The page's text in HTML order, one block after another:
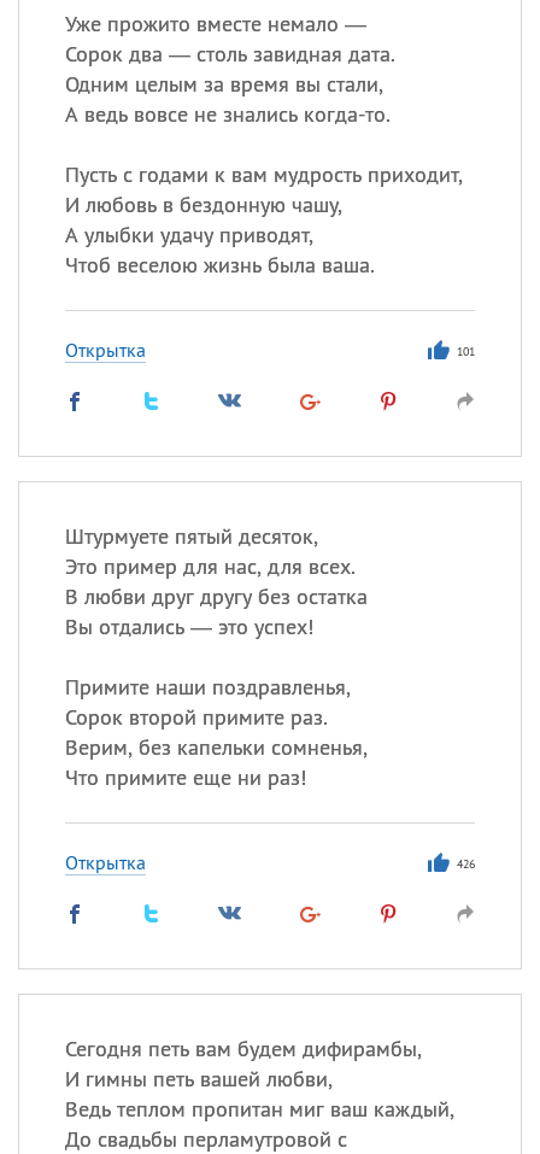
Уже прожито вместе немало —
Сорок два — столь завидная дата.
Одним целым за время вы стали,
А ведь вовсе не знались когда-то.
Пусть с годами к вам мудрость приходит,
И любовь в бездонную чашу,
А улыбки удачу приводят,
Чтоб веселою жизнь была ваша.
Открытка 101
Штурмуете пятый десяток,
Это пример для нас, для всех.
В любви друг другу без остатка
Вы отдались — это успех!
Примите наши поздравленья,
Сорок второй примите раз.
Верим, без капельки сомненья,
Что примите еще ни раз!
Открытка 426
Сегодня петь вам будем дифирамбы,
И гимны петь вашей любви,
Ведь теплом пропитан миг ваш каждый,
До свадьбы перламутровой с